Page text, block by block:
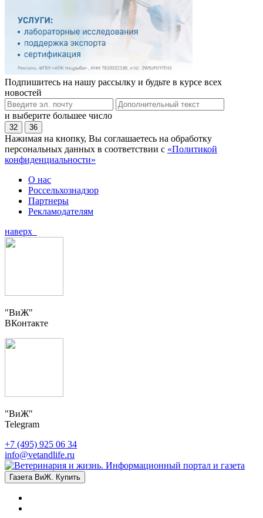
Подпишитесь на нашу рассылку и будьте в курсе всех
новостей
и выберите большее число
32 36
Нажимая на кнопку, Вы соглашаетесь на обработку
персональных данных в соответствии с «Политикой
конфиденциальности»
О нас
Россельхознадзор
Партнеры
Рекламодателям
наверх
"ВиЖ"
ВКонтакте
"ВиЖ"
Telegram
+7 (495) 925 06 34
info@vetandlife.ru
Газета ВиЖ. Купить